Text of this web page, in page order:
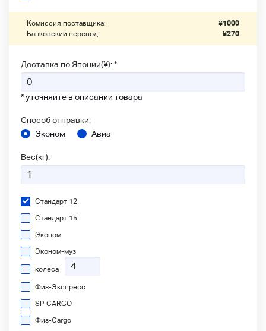
Комиссия поставщика: ¥1000
Банковский перевод:
¥270
Доставка по Японии(¥): *
* уточняйте в описании товара
Способ отправки:
Эконом
Авиа
Вес(кг):
Стандарт 12
Стандарт 15
Эконом
Эконом-муз
колеса
Физ-Экспресс
SP CARGO
Физ-Сargo